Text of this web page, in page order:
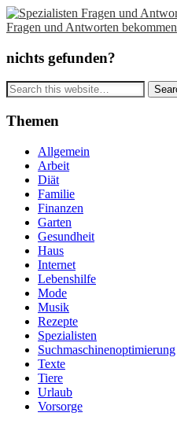
Fragen und Antworten bekommen
nichts gefunden?
Themen
Allgemein
Arbeit
Diät
Familie
Finanzen
Garten
Gesundheit
Haus
Internet
Lebenshilfe
Mode
Musik
Rezepte
Spezialisten
Suchmaschinenoptimierung
Texte
Tiere
Urlaub
Vorsorge